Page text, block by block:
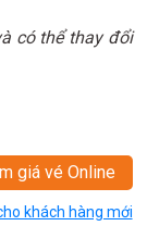
có thể thay đổi
giá vé Online
khách hàng mới